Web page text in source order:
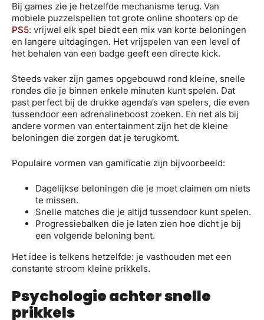
Bij games zie je hetzelfde mechanisme terug. Van
mobiele puzzelspellen tot grote online shooters op de
PS5: vrijwel elk spel biedt een mix van korte beloningen
en langere uitdagingen. Het vrijspelen van een level of
het behalen van een badge geeft een directe kick.
Steeds vaker zijn games opgebouwd rond kleine, snelle
rondes die je binnen enkele minuten kunt spelen. Dat
past perfect bij de drukke agenda’s van spelers, die even
tussendoor een adrenalineboost zoeken. En net als bij
andere vormen van entertainment zijn het de kleine
beloningen die zorgen dat je terugkomt.
Populaire vormen van gamificatie zijn bijvoorbeeld:
Dagelijkse beloningen die je moet claimen om niets
te missen.
Snelle matches die je altijd tussendoor kunt spelen.
Progressiebalken die je laten zien hoe dicht je bij
een volgende beloning bent.
Het idee is telkens hetzelfde: je vasthouden met een
constante stroom kleine prikkels.
Psychologie achter snelle
prikkels